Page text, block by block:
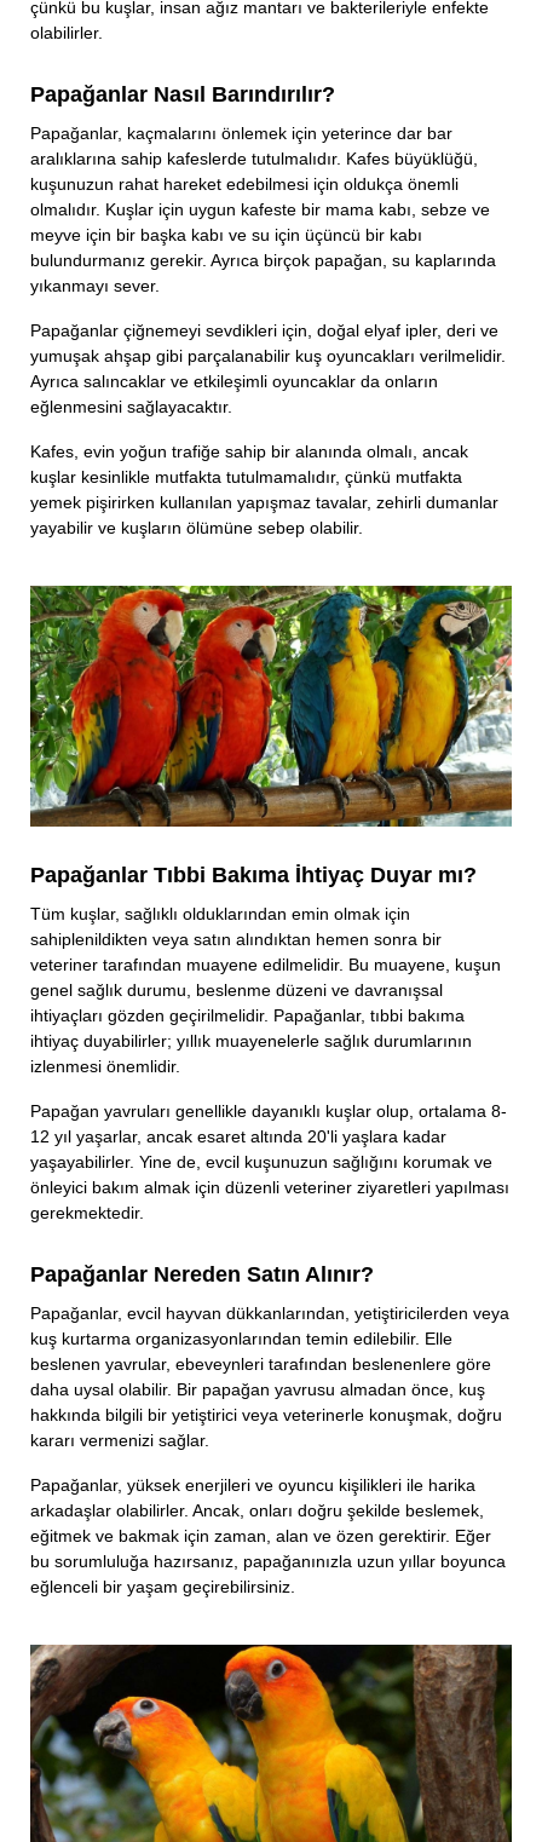
çünkü bu kuşlar, insan ağız mantarı ve bakterileriyle enfekte
olabilirler.
Papağanlar Nasıl Barındırılır?
Papağanlar, kaçmalarını önlemek için yeterince dar bar
aralıklarına sahip kafeslerde tutulmalıdır. Kafes büyüklüğü,
kuşunuzun rahat hareket edebilmesi için oldukça önemli
olmalıdır. Kuşlar için uygun kafeste bir mama kabı, sebze ve
meyve için bir başka kabı ve su için üçüncü bir kabı
bulundurmanız gerekir. Ayrıca birçok papağan, su kaplarında
yıkanmayı sever.
Papağanlar çiğnemeyi sevdikleri için, doğal elyaf ipler, deri ve
yumuşak ahşap gibi parçalanabilir kuş oyuncakları verilmelidir.
Ayrıca salıncaklar ve etkileşimli oyuncaklar da onların
eğlenmesini sağlayacaktır.
Kafes, evin yoğun trafiğe sahip bir alanında olmalı, ancak
kuşlar kesinlikle mutfakta tutulmamalıdır, çünkü mutfakta
yemek pişirirken kullanılan yapışmaz tavalar, zehirli dumanlar
yayabilir ve kuşların ölümüne sebep olabilir.
Papağanlar Tıbbi Bakıma İhtiyaç Duyar mı?
Tüm kuşlar, sağlıklı olduklarından emin olmak için
sahiplenildikten veya satın alındıktan hemen sonra bir
veteriner tarafından muayene edilmelidir. Bu muayene, kuşun
genel sağlık durumu, beslenme düzeni ve davranışsal
ihtiyaçları gözden geçirilmelidir. Papağanlar, tıbbi bakıma
ihtiyaç duyabilirler; yıllık muayenelerle sağlık durumlarının
izlenmesi önemlidir.
Papağan yavruları genellikle dayanıklı kuşlar olup, ortalama 8-
12 yıl yaşarlar, ancak esaret altında 20'li yaşlara kadar
yaşayabilirler. Yine de, evcil kuşunuzun sağlığını korumak ve
önleyici bakım almak için düzenli veteriner ziyaretleri yapılması
gerekmektedir.
Papağanlar Nereden Satın Alınır?
Papağanlar, evcil hayvan dükkanlarından, yetiştiricilerden veya
kuş kurtarma organizasyonlarından temin edilebilir. Elle
beslenen yavrular, ebeveynleri tarafından beslenenlere göre
daha uysal olabilir. Bir papağan yavrusu almadan önce, kuş
hakkında bilgili bir yetiştirici veya veterinerle konuşmak, doğru
kararı vermenizi sağlar.
Papağanlar, yüksek enerjileri ve oyuncu kişilikleri ile harika
arkadaşlar olabilirler. Ancak, onları doğru şekilde beslemek,
eğitmek ve bakmak için zaman, alan ve özen gerektirir. Eğer
bu sorumluluğa hazırsanız, papağanınızla uzun yıllar boyunca
eğlenceli bir yaşam geçirebilirsiniz.